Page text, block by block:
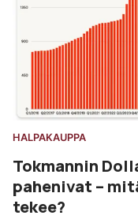
HALPAKAUPPA
Tokmannin
pahenivat –
tekee?